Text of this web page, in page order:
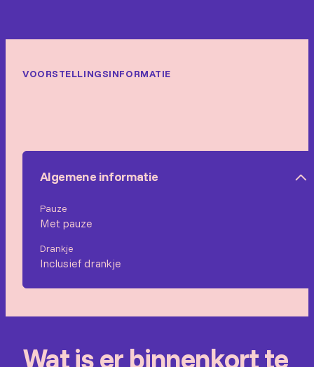
VOORSTELLINGSINFORMATIE
Algemene informatie
Pauze
Met pauze
Drankje
Inclusief drankje
Wat is er binnenkort te